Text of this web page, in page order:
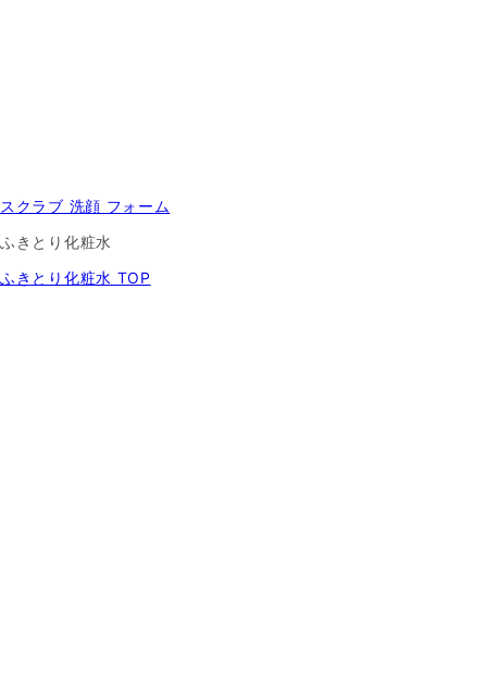
スクラブ 洗顔 フォーム
ふきとり化粧水
ふきとり化粧水 TOP